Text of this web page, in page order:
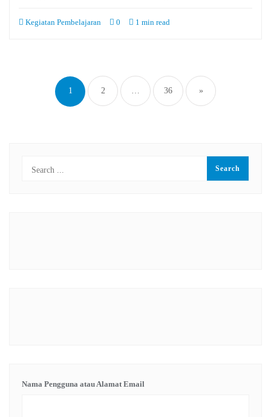
Kegiatan Pembelajaran 0 1 min read
pos
1 2 … 36 »
Nama Pengguna atau Alamat Email